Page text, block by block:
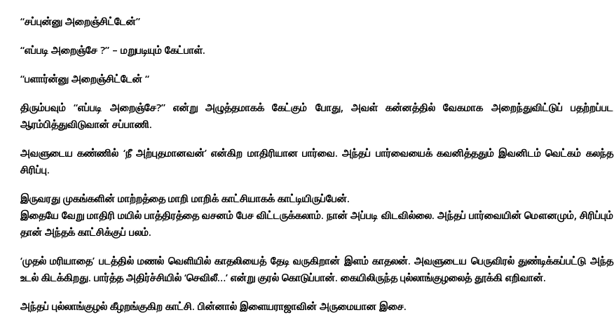
“சப்புன்னு அறைஞ்சிட்டேன்”
“எப்படி அறைஞ்சே ?” – மறுபடியும் கேட்பாள்.
“பளார்ன்னு அறைஞ்சிட்டேன் “
திரும்பவும் “எப்படி அறைஞ்சே?” என்று அழுத்தமாகக் கேட்கும் போது, அவள் கன்னத்தில் வேகமாக அறைந்துவிட்டுப் பதற்றப்பட
ஆரம்பித்துவிடுவான் சப்பாணி.
அவளுடைய கண்ணில் ‘நீ அற்புதமானவன்’ என்கிற மாதிரியான பார்வை. அந்தப் பார்வையைக் கவனித்ததும் இவனிடம் வெட்கம் கலந்த
சிரிப்பு.
இருவரது முகங்களின் மாற்றத்தை மாறி மாறிக் காட்சியாகக் காட்டியிருப்பேன்.
இதையே வேறு மாதிரி மயில் பாத்திரத்தை வசனம் பேச விட்டருக்கலாம். நான் அப்படி விடவில்லை. அந்தப் பார்வையின் மௌனமும், சிரிப்பும்
தான் அந்தக் காட்சிக்குப் பலம்.
‘முதல் மரியாதை’ படத்தில் மணல் வெளியில் காதலியைத் தேடி வருகிறான் இளம் காதலன். அவளுடைய பெருவிரல் துண்டிக்கப்பட்டு அந்த
உடல் கிடக்கிறது. பார்த்த அதிர்ச்சியில் ‘செவிலீ…’ என்று குரல் கொடுப்பான். கையிலிருந்த புல்லாங்குழலைத் தூக்கி எறிவான்.
அந்தப் புல்லாங்குழல் கீழறங்குகிற காட்சி. பின்னால் இளையராஜாவின் அருமையான இசை.